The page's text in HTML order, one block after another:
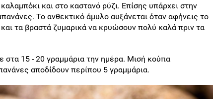
και στο καστανό ρύζι. Επίσης υπάρχει στην
Το ανθεκτικό άμυλο αυξάνεται όταν αφήνεις το
τα βραστά ζυμαρικά να κρυώσουν πολύ καλά πριν τα
στα 15 - 20 γραμμάρια την ημέρα. Μισή κούπα
αποδίδουν περίπου 5 γραμμάρια.